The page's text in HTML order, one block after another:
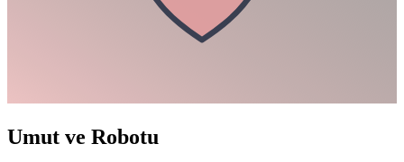
Umut ve Robotu